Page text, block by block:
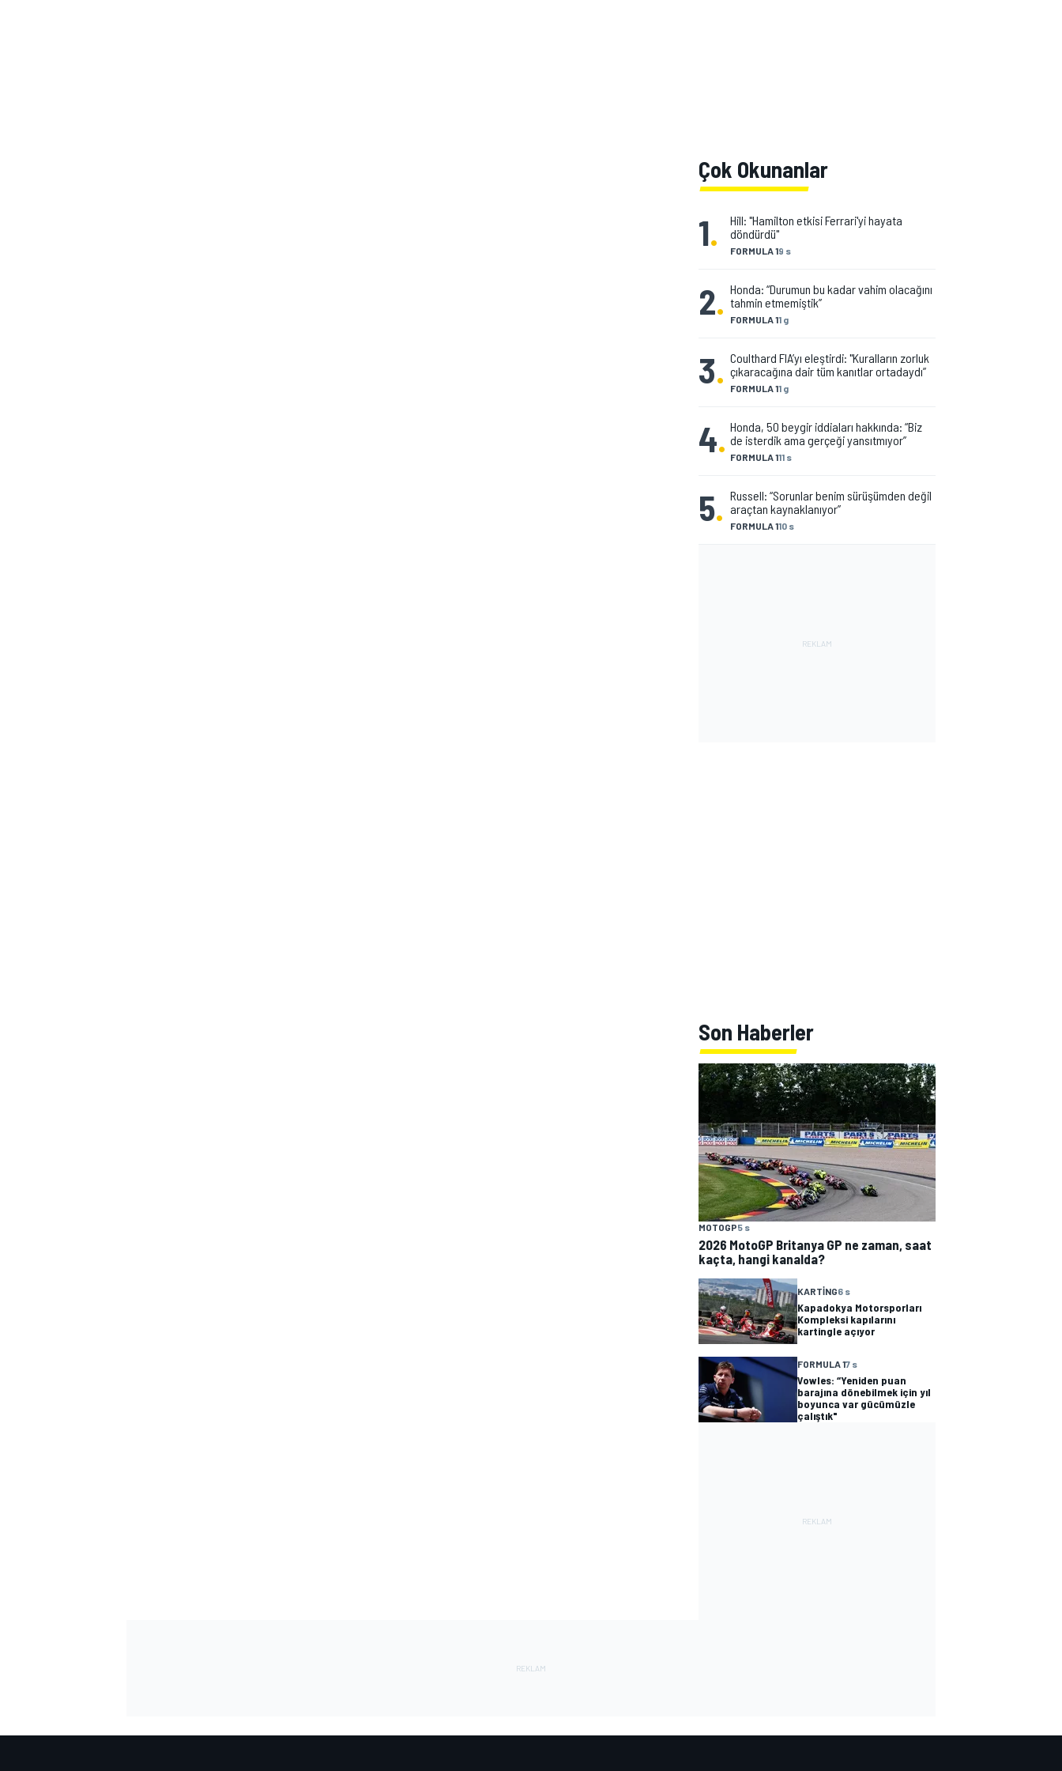
Çok Okunanlar
1. FORMULA 19 s
Hill: "Hamilton etkisi Ferrari'yi hayata
döndürdü"
2. FORMULA 11 g
Honda: “Durumun bu kadar vahim olacağını
tahmin etmemiştik”
3. FORMULA 11 g
Coulthard FIA’yı eleştirdi: "Kuralların zorluk
çıkaracağına dair tüm kanıtlar ortadaydı”
4. FORMULA 111 s
Honda, 50 beygir iddiaları hakkında: “Biz
de isterdik ama gerçeği yansıtmıyor”
5. FORMULA 110 s
Russell: “Sorunlar benim sürüşümden değil
araçtan kaynaklanıyor”
Son Haberler
MOTOGP5 s
2026 MotoGP Britanya GP ne zaman, saat
kaçta, hangi kanalda?
KARTING6 s
Kapadokya Motorsporları
Kompleksi kapılarını
kartingle açıyor
FORMULA 17 s
Vowles: “Yeniden puan
barajına dönebilmek için yıl
boyunca var gücümüzle
çalıştık"